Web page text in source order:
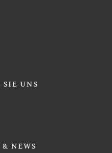
SIE UNS
& NEWS